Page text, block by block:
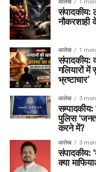
आलेख 1
संपादकीय:
आलेख 1
संपादकीय:
गलियारों में
भ्रष्टाचार’
आलेख 3
सम्पादकीय:
पुलिस
करने में?
आलेख 3
संपादकीय:
क्या